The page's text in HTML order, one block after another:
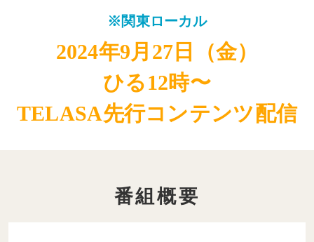
※関東ローカル
2024年9月27日（金）
ひる12時〜
TELASA先行コンテンツ配信
番組概要